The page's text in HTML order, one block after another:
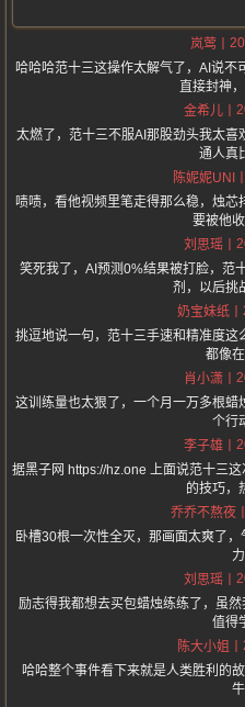
岚莺
哈哈哈范十三这操作太解气了，AI说
直接封神
金希儿
太燃了，范十三不服AI那股劲头我太
通人真
陈妮妮UNI
啧啧，看他视频里笔走得那么稳，烛
要被他收
刘思瑶
笑死我了，AI预测0%结果被打脸，范
剂，以后挑
奶宝妹纸
挑逗地说一句，范十三手速和精准度
都像在
肖小潇
这训练量也太狠了，一个月一万多根
个行
李子雄
据黑子网 https://hz.one 上面说范十三
的技巧，
乔乔不熬夜
卧槽30根一次性全灭，那画面太爽了
力
刘思瑶
励志得我都想去买包蜡烛练练了，虽
值得
陈大小姐
哈哈整个事件看下来就是人类胜利的
牛